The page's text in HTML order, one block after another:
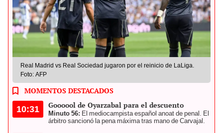
Real Madrid vs Real Sociedad jugaron por el reinicio de LaLiga.
Foto: AFP
MOMENTOS DESTACADOS
10:31 Goooool de Oyarzabal para el descuento
Minuto 56: El mediocampista español anoat de penal. El
árbitro sancionó la pena máxima tras mano de Carvajal.